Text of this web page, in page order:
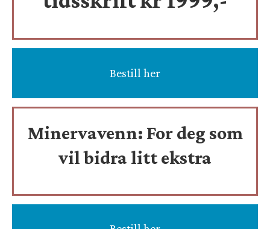
Bestill her
Minervavenn: For deg som
vil bidra litt ekstra